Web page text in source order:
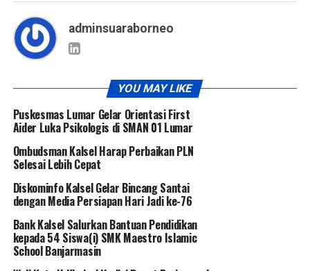
adminsuaraborneo
YOU MAY LIKE
Puskesmas Lumar Gelar Orientasi First
Aider Luka Psikologis di SMAN 01 Lumar
Ombudsman Kalsel Harap Perbaikan PLN
Selesai Lebih Cepat
Diskominfo Kalsel Gelar Bincang Santai
dengan Media Persiapan Hari Jadi ke-76
Bank Kalsel Salurkan Bantuan Pendidikan
kepada 54 Siswa(i) SMK Maestro Islamic
School Banjarmasin